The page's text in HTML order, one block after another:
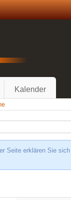
Kalender
Seite erklären Sie